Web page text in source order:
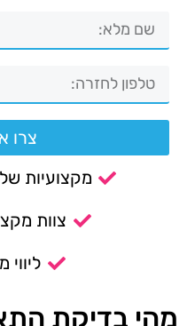
צרו
מקצועיות של
צוות
מהי בדיקת